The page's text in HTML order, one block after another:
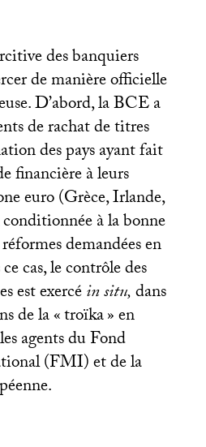
des banquiers
de manière officielle
D’abord, laBCEa
de rachat de titres
des pays ayant fait
financière à leurs
euro (Grèce, Irlande,
à la bonne
demandées en
cas, le contrôle des
est exercéin situ,dans
de la «troïka» en
agents du Fond
(FMI) et de la